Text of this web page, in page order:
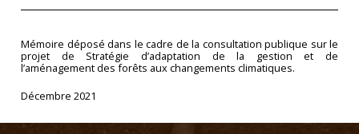
Mémoire déposé dans le cadre de la consultation publique sur le
projet de Stratégie d’adaptation de la gestion et de
l’aménagement des forêts aux changements climatiques.
Décembre 2021